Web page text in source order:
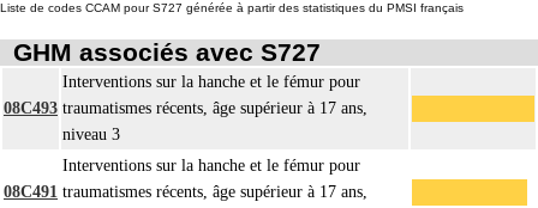
Liste de codes CCAM pour S727 générée à partir des statistiques du PMSI français
GHM associés avec S727
08C493
Interventions sur la hanche et le fémur pour
traumatismes récents, âge supérieur à 17 ans,
niveau 3
08C491
Interventions sur la hanche et le fémur pour
traumatismes récents, âge supérieur à 17 ans,